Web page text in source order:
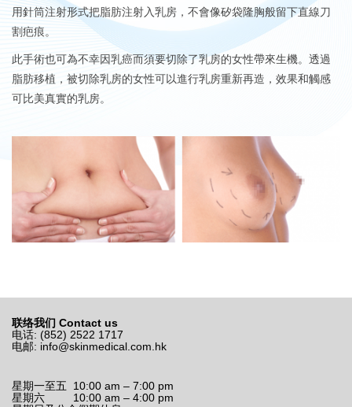
用針筒注射形式把脂肪注射入乳房，不會像矽袋隆胸般留下直線刀
割疤痕。
此手術也可為不幸因乳癌而須要切除了乳房的女性帶來生機。透過
脂肪移植，被切除乳房的女性可以進行乳房重新再造，效果和觸感
可比美真實的乳房。
联络我们 Contact us
电话: (852) 2522 1717
电邮: info@skinmedical.com.hk
星期一至五 10:00 am – 7:00 pm
星期六 10:00 am – 4:00 pm